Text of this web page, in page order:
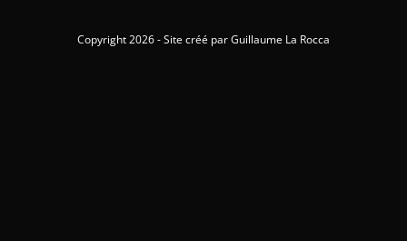
Copyright 2026 - Site créé par Guillaume La Rocca